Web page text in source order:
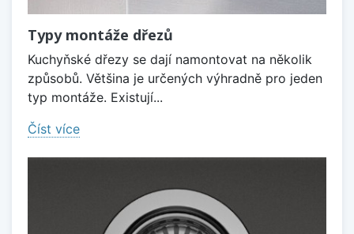
Typy montáže dřezů
Kuchyňské dřezy se dají namontovat na několik
způsobů. Většina je určených výhradně pro jeden
typ montáže. Existují...
Číst více